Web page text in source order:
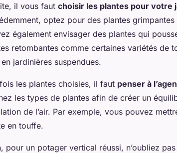
il vous faut choisir les plantes pour votre
optez pour des plantes
également envisager des plantes qui
retombantes comme certaines variétés de
jardinières suspendues.
les plantes choisies, il faut penser à
les types de plantes afin de créer un
de l’air. Par exemple, vous pouvez
en touffe.
pour un potager vertical réussi, n’oubliez